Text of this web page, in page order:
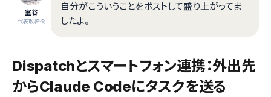
室谷
代表取締役
自分がこういうことをポストして盛り上がってま
したよ。
Dispatchとスマートフォン連携：外出先
からClaude Codeにタスクを送る